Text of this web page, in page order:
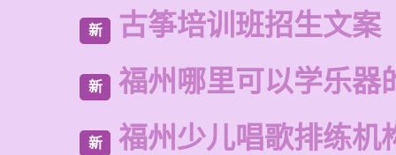
新 古筝培训班招生文案
新 福州哪里可以学乐器
新 福州少儿唱歌排练机